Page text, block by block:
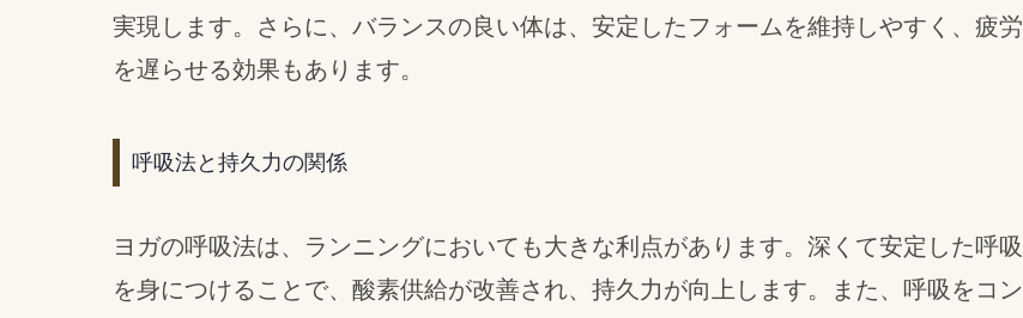
実現します。さらに、バランスの良い体は、安定したフォームを維持しやすく、疲労
を遅らせる効果もあります。
呼吸法と持久力の関係
ヨガの呼吸法は、ランニングにおいても大きな利点があります。深くて安定した呼吸
を身につけることで、酸素供給が改善され、持久力が向上します。また、呼吸をコン